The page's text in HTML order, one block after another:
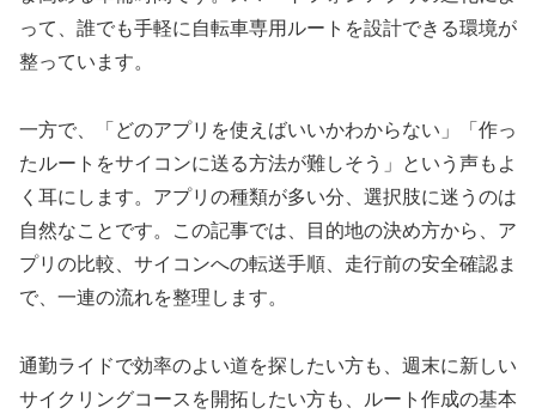
って、誰でも手軽に自転車専用ルートを設計できる環境が
整っています。
一方で、「どのアプリを使えばいいかわからない」「作っ
たルートをサイコンに送る方法が難しそう」という声もよ
く耳にします。アプリの種類が多い分、選択肢に迷うのは
自然なことです。この記事では、目的地の決め方から、ア
プリの比較、サイコンへの転送手順、走行前の安全確認ま
で、一連の流れを整理します。
通勤ライドで効率のよい道を探したい方も、週末に新しい
サイクリングコースを開拓したい方も、ルート作成の基本